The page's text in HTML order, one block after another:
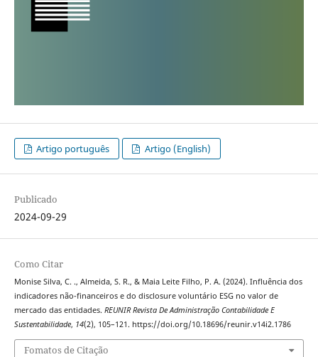
Artigo português Artigo (English)
Publicado
2024-09-29
Como Citar
Monise Silva, C. ., Almeida, S. R., & Maia Leite Filho, P. A. (2024). Influência dos
indicadores não-financeiros e do disclosure voluntário ESG no valor de
mercado das entidades. REUNIR Revista De Administração Contabilidade E
Sustentabilidade, 14(2), 105–121. https://doi.org/10.18696/reunir.v14i2.1786
Fomatos de Citação